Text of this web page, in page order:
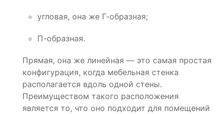
угловая, она же Г-образная;
П-образная.
Прямая, она же линейная — это самая простая
конфигурация, когда мебельная стенка
располагается вдоль одной стены.
Преимуществом такого расположения
является то, что оно подходит для помещений